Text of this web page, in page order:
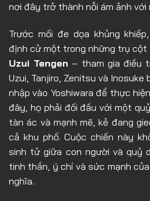
nơi đây trở thành nỗi ám ảnh với
Trước mối đe dọa khủng khiếp,
định cử một trong những trụ cột
Uzui Tengen – tham gia điều
Uzui, Tanjiro, Zenitsu và
nhập vào Yoshiwara để thực
đây, họ phải đối đầu với một
tàn ác và mạnh mẽ, kẻ đang
cả khu phố. Cuộc chiến này
sinh tử giữa con người và quỷ
tinh thần, ý chí và sức mạnh
nghĩa.